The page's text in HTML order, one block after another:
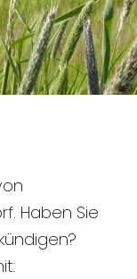
Haben Sie